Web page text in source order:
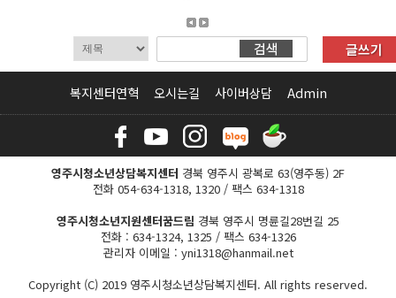
복지센터연혁 오시는길 사이버상담 Admin
영주시청소년상담복지센터 경북 영주시 광복로 63(영주동) 2F
전화 054-634-1318, 1320 / 팩스 634-1318
영주시청소년지원센터꿈드림 경북 영주시 명륜길28번길 25
전화 : 634-1324, 1325 / 팩스 634-1326
관리자 이메일 : yni1318@hanmail.net
Copyright (C) 2019 영주시청소년상담복지센터. All rights reserved.